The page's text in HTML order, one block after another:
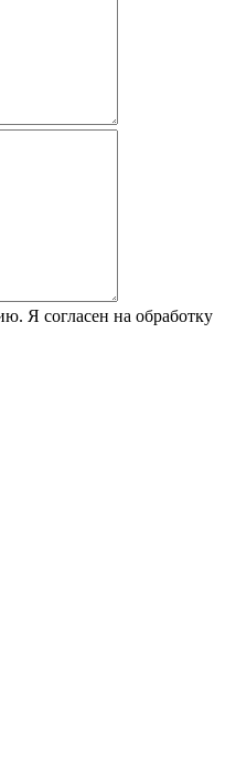
Я согласен на обработку